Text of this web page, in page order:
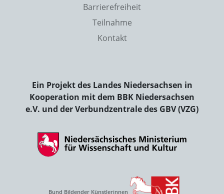
Barrierefreiheit
Teilnahme
Kontakt
Ein Projekt des Landes Niedersachsen in
Kooperation mit dem BBK Niedersachsen
e.V. und der Verbundzentrale des GBV (VZG)
Bund Bildender Künstlerinnen